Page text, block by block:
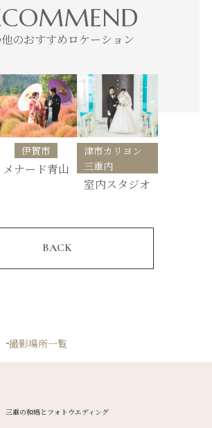
のおすすめロケーション
伊賀市
メナード青山
津市カリヨン
三重内
室内スタジオ
BACK
撮影場所一覧
三重の和婚とフォトウエディング